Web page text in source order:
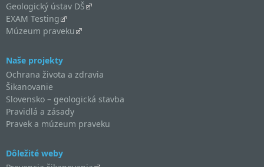
Geologický ústav DŠ
EXAM Testing
Múzeum praveku
Naše projekty
Ochrana života a zdravia
Šikanovanie
Slovensko – geologická stavba
Pravidlá a zásady
Pravek a múzeum praveku
Dôležité weby